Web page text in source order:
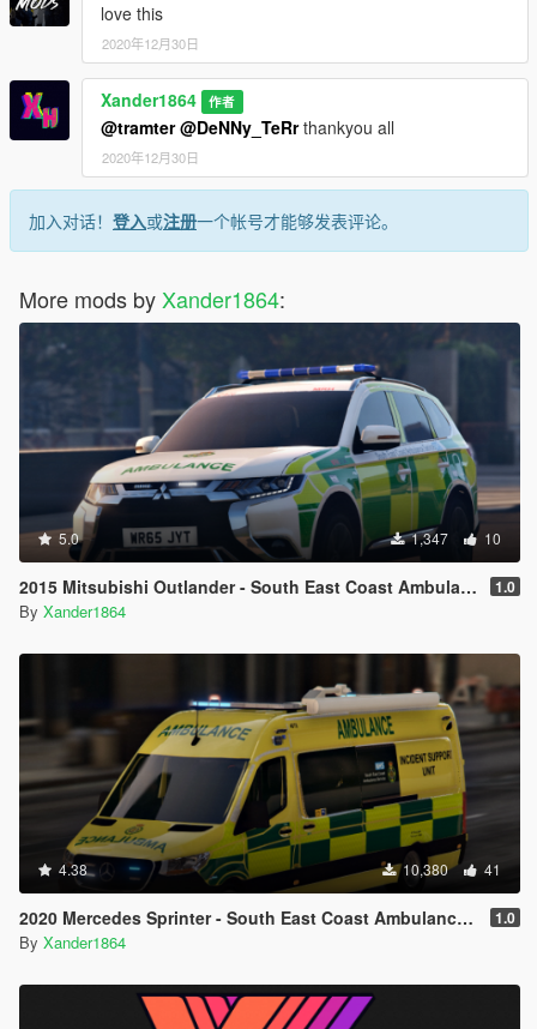
love this
2020年12月30日
Xander1864 作者
@tramter @DeNNy_TeRrthankyou all
2020年12月30日
加入对话！ 登入或注册一个帐号才能够发表评论。
More mods by Xander1864:
5.0 1,347 10
2015 Mitsubishi Outlander - South East Coast Ambulance Service [Reskin] 1.0
By Xander1864
4.38 10,380 41
2020 Mercedes Sprinter - South East Coast Ambulance Service - Incident Support Unit [ELS] 1.0
By Xander1864